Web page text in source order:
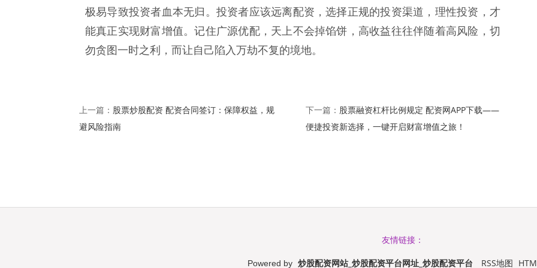
极易导致投资者血本无归。投资者应该远离配资，选择正规的投资渠道，理性投资，才
能真正实现财富增值。记住广源优配，天上不会掉馅饼，高收益往往伴随着高风险，切
勿贪图一时之利，而让自己陷入万劫不复的境地。
上一篇： 股票炒股配资 配资合同签订：保障权益，规
避风险指南
下一篇： 股票融资杠杆比例规定 配资网APP下载——
便捷投资新选择，一键开启财富增值之旅！
友情链接：
Powered by 炒股配资网站_炒股配资平台网址_炒股配资平台 RSS地图